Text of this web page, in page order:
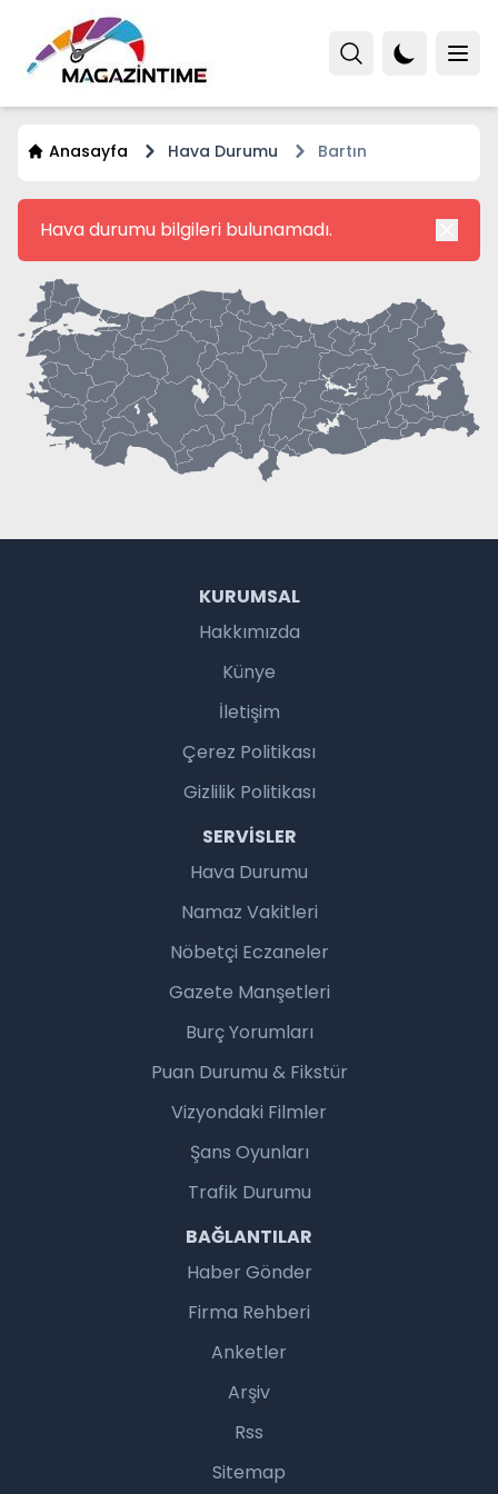
Anasayfa Hava Durumu Bartın
Hava durumu bilgileri bulunamadı.
KURUMSAL
Hakkımızda
Künye
İletişim
Çerez Politikası
Gizlilik Politikası
SERVISLER
Hava Durumu
Namaz Vakitleri
Nöbetçi Eczaneler
Gazete Manşetleri
Burç Yorumları
Puan Durumu & Fikstür
Vizyondaki Filmler
Şans Oyunları
Trafik Durumu
BAĞLANTILAR
Haber Gönder
Firma Rehberi
Anketler
Arşiv
Rss
Sitemap